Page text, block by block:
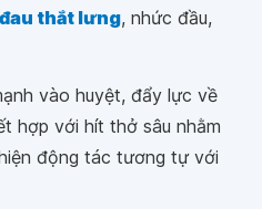
đau thắt lưng, nhức đầu,
vào huyệt, đẩy lực về
hợp với hít thở sâu nhằm
động tác tương tự với